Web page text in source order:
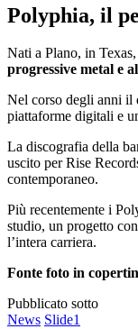
Polyphia, il
Nati a Plano, in
progressive metal e
Nel corso degli anni il
piattaforme digitali e
La discografia della
uscito per Rise
contemporaneo.
Più recentemente i
studio, un progetto
l’intera carriera.
Fonte foto in
Pubblicato sotto
News Slide1